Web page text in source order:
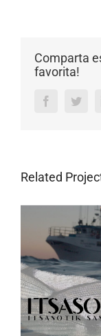
Comparta
favorita!
Facebook
Related